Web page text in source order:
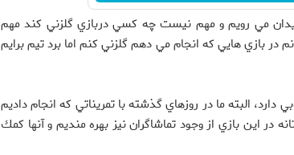
مي رويم و مهم نيست چه كسي دربازي گلزني كند مهم
در بازي هايي كه انجام مي دهم گلزني كنم اما برد تيم برايم
البته ما در روزهاي گذشته با تمريناتي كه انجام داديم
اين بازي از وجود تماشاگران نيز بهره منديم و آنها كمك